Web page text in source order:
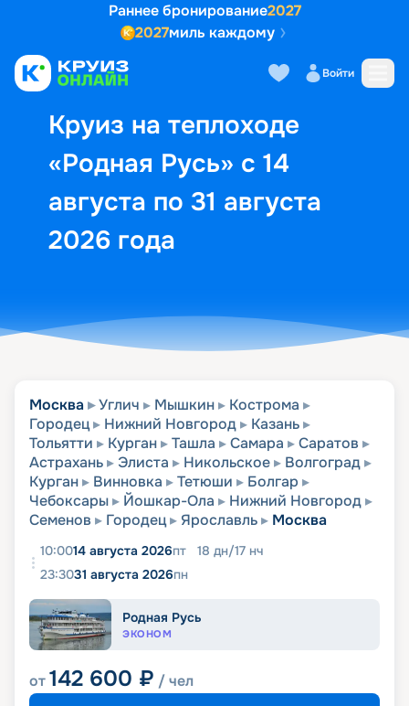
Раннее бронирование2027
2027миль каждому
Войти
Круиз на теплоходе
«Родная Русь» с 14
августа по 31 августа
2026 года
Выбор кают Маршрут и
Москва Углич Мышкин
Кострома
Городец
Нижний Новгород
Казань
Тольятти
Курган Ташла Самара
Саратов
Астрахань
Элиста Никольское
Волгоград
Курган
Винновка Тетюши
Болгар
Чебоксары
Йошкар-Ола
Нижний Новгород
Семенов
Городец Ярославль Москва
10:0014 августа 2026пт 18 дн/17 нч
23:3031 августа 2026пн
Родная Русь
ЭКОНОМ
от142 600 ₽ / чел